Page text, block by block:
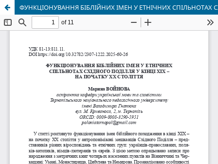
ФУНКЦІОНУВАННЯ БІБЛІЙНИХ ІМЕН У ЕТНІЧНИХ СПІЛЬНОТАХ